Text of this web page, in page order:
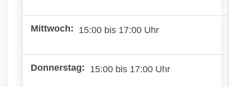
15:00 bis 17:00 Uhr
15:00 bis 17:00 Uhr